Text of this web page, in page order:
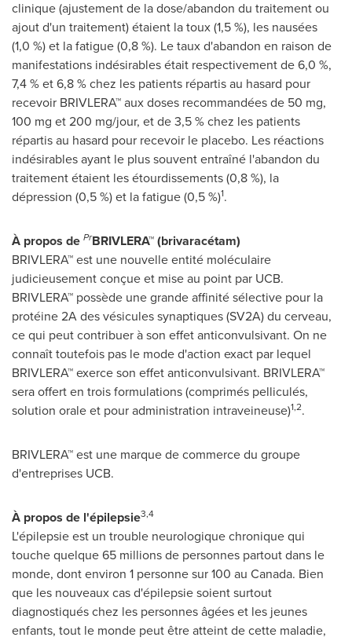
clinique (ajustement de la dose/abandon du traitement ou
ajout d'un traitement) étaient la toux (1,5 %), les nausées
(1,0 %) et la fatigue (0,8 %). Le taux d'abandon en raison de
manifestations indésirables était respectivement de 6,0 %,
7,4 % et 6,8 % chez les patients répartis au hasard pour
recevoir BRIVLERA™ aux doses recommandées de 50 mg,
100 mg et 200 mg/jour, et de 3,5 % chez les patients
répartis au hasard pour recevoir le placebo. Les réactions
indésirables ayant le plus souvent entraîné l'abandon du
traitement étaient les étourdissements (0,8 %), la
dépression (0,5 %) et la fatigue (0,5 %)1.
À propos de PrBRIVLERA™ (brivaracétam)
BRIVLERA™ est une nouvelle entité moléculaire
judicieusement conçue et mise au point par UCB.
BRIVLERA™ possède une grande affinité sélective pour la
protéine 2A des vésicules synaptiques (SV2A) du cerveau,
ce qui peut contribuer à son effet anticonvulsivant. On ne
connaît toutefois pas le mode d'action exact par lequel
BRIVLERA™ exerce son effet anticonvulsivant. BRIVLERA™
sera offert en trois formulations (comprimés pelliculés,
solution orale et pour administration intraveineuse)1,2.
BRIVLERA™ est une marque de commerce du groupe
d'entreprises UCB.
À propos de l'épilepsie3,4
L'épilepsie est un trouble neurologique chronique qui
touche quelque 65 millions de personnes partout dans le
monde, dont environ 1 personne sur 100 au Canada. Bien
que les nouveaux cas d'épilepsie soient surtout
diagnostiqués chez les personnes âgées et les jeunes
enfants, tout le monde peut être atteint de cette maladie,